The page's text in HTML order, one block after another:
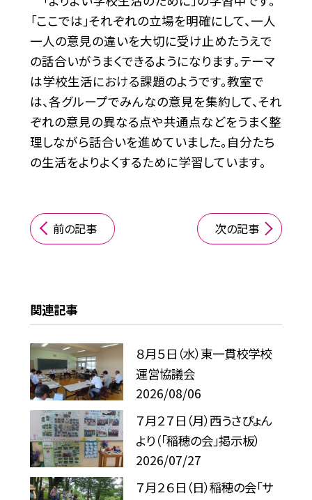
「ここでは」それぞれの立場を明確にして、一人
一人の意見の違いを大切に受け止めたうえで
の話合いがうまくできるようになります。テーマ
は学校生活における課題のようです。教室で
は、各グループでみんなの意見を集約して、それ
ぞれの意見の異なる点や共通点などをうまく整
理しながら話合いを進めていました。自分たち
の生活をよりよくするために学習しています。
前の記事 次の記事
関連記事
８月５日（水）東一貫校学校
運営協議会
2026/08/06
７月２７日（月）西うさぴょん
より（「稲穂の会」掲示板）
2026/07/27
７月２６日（日）稲穂の会「サ